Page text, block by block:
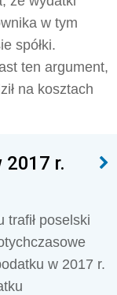
w tym
spółki.
ten argument,
na kosztach
r.
trafił poselski
w 2017 r.